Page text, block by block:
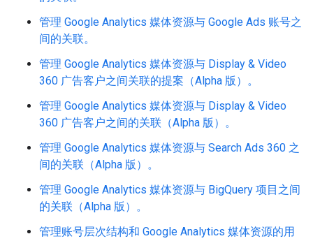
管理 Google Analytics 媒体资源与 Google Ads 账号之
间的关联。
管理 Google Analytics 媒体资源与 Display & Video
360 广告客户之间关联的提案（Alpha 版）。
管理 Google Analytics 媒体资源与 Display & Video
360 广告客户之间的关联（Alpha 版）。
管理 Google Analytics 媒体资源与 Search Ads 360 之
间的关联（Alpha 版）。
管理 Google Analytics 媒体资源与 BigQuery 项目之间
的关联（Alpha 版）。
管理账号层次结构和 Google Analytics 媒体资源的用